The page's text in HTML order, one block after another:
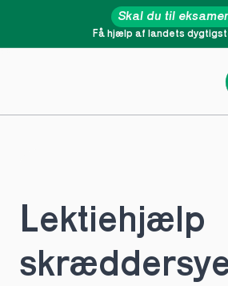
Få hjælp af landets
Skal du til
Lektiehjælp